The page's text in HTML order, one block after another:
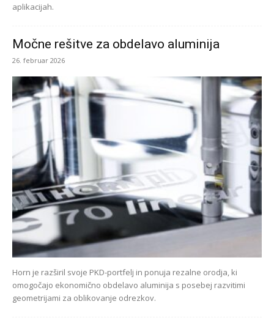
aplikacijah.
Močne rešitve za obdelavo aluminija
26. februar 2026
Horn je razširil svoje PKD-portfelj in ponuja rezalne orodja, ki
omogočajo ekonomično obdelavo aluminija s posebej razvitimi
geometrijami za oblikovanje odrezkov.